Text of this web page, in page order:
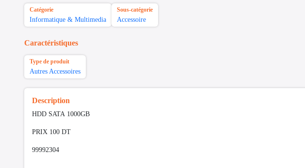
Catégorie
Informatique & Multimedia
Sous-catégorie
Accessoire
Caractéristiques
Type de produit
Autres Accessoires
Description
HDD SATA 1000GB
PRIX 100 DT
99992304